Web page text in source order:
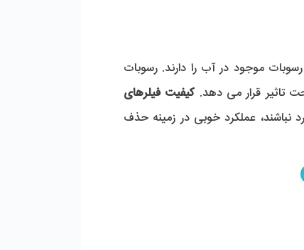
موجود در آب را دارند. رسوبات
تاثیر قرار می دهد. کیفیت فیلرهای
نباشند، عملکرد خوبی در زمینه حذف